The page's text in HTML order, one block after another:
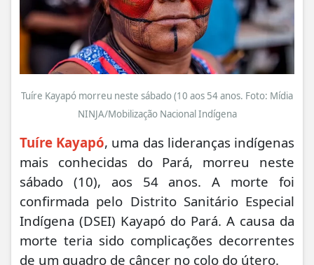
Tuíre Kayapó morreu neste sábado (10 aos 54 anos. Foto: Mídia
NINJA/Mobilização Nacional Indígena
Tuíre Kayapó, uma das lideranças indígenas
mais conhecidas do Pará, morreu neste
sábado (10), aos 54 anos. A morte foi
confirmada pelo Distrito Sanitário Especial
Indígena (DSEI) Kayapó do Pará. A causa da
morte teria sido complicações decorrentes
de um quadro de câncer no colo do útero.